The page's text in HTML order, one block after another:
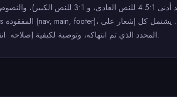
العنصر المتأثر، ومعيار WCAG المحدد الذي تم انتهاكه، وتوصية لكيفية إصلاحه. انقر فوق أي مشكلة لتسليط الضوء على العنصر في الصفحة.